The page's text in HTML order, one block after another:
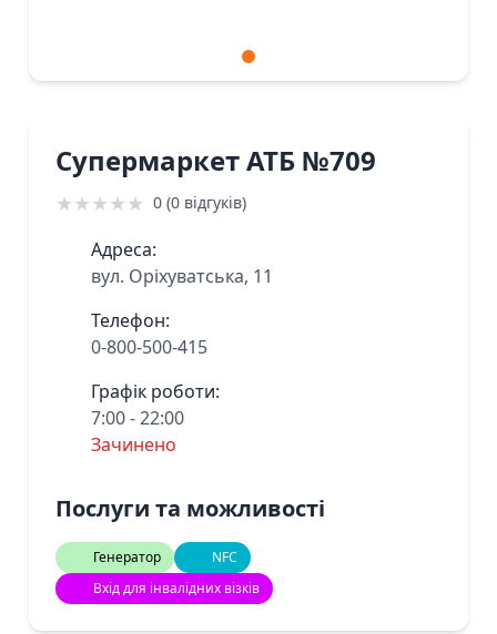
Супермаркет АТБ №709
★★★★★ 0 (0 відгуків)
Адреса:
вул. Оріхуватська, 11
Телефон:
0-800-500-415
Графік роботи:
7:00 - 22:00
Зачинено
Послуги та можливості
Генератор
NFC
Вхід для інвалідних візків